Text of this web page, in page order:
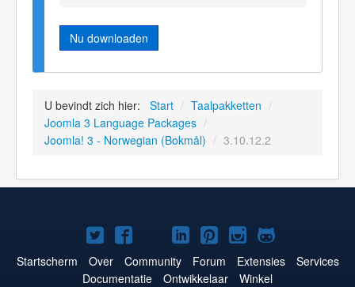
Nu downloaden
U bevindt zich hier: Start / Taalpakketten /
Joomla 3 Language Packages /
Joomla! 3 - Norwegian (Bokmål) / 3.10.12.2
Joomla!
op
Joomla!
op
Joomla!
op
Joomla!
op
Joomla!
op
Joomla!
op
Joomla!
op
Startscherm Over Community Forum Extensies
Services
Documentatie
Ontwikkelaar Winkel